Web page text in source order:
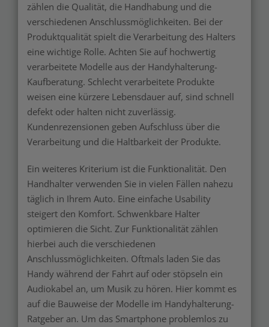
zählen die Qualität, die Handhabung und die
verschiedenen Anschlussmöglichkeiten. Bei der
Produktqualität spielt die Verarbeitung des Halters
eine wichtige Rolle. Achten Sie auf hochwertig
verarbeitete Modelle aus der Handyhalterung-
Kaufberatung. Schlecht verarbeitete Produkte
weisen eine kürzere Lebensdauer auf, sind schnell
defekt oder halten nicht zuverlässig.
Kundenrezensionen geben Aufschluss über die
Verarbeitung und die Haltbarkeit der Produkte.
Ein weiteres Kriterium ist die Funktionalität. Den
Handhalter verwenden Sie in vielen Fällen nahezu
täglich in Ihrem Auto. Eine einfache Usability
steigert den Komfort. Schwenkbare Halter
optimieren die Sicht. Zur Funktionalität zählen
hierbei auch die verschiedenen
Anschlussmöglichkeiten. Oftmals laden Sie das
Handy während der Fahrt auf oder stöpseln ein
Audiokabel an, um Musik zu hören. Hier kommt es
auf die Bauweise der Modelle im Handyhalterung-
Ratgeber an. Um das Smartphone problemlos zu